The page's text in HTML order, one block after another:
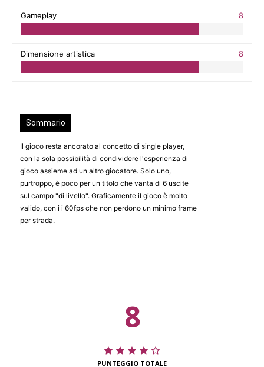
Gameplay 8
Dimensione artistica 8
Sommario
Il gioco resta ancorato al concetto di single player,
con la sola possibilità di condividere l'esperienza di
gioco assieme ad un altro giocatore. Solo uno,
purtroppo, è poco per un titolo che vanta di 6 uscite
sul campo "di livello". Graficamente il gioco è molto
valido, con i i 60fps che non perdono un minimo frame
per strada.
8
PUNTEGGIO TOTALE